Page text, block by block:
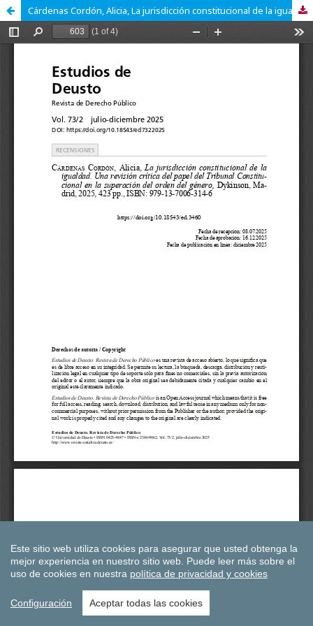
Cárdenas Cordón, Alicia, La jurisdicción constitucional de la igualdad. Una revisión crítica del papel del Tribunal Constitucional en la superación del orden del género, Dykinson, Madrid, 2025, 423 pp., ISBN: 979-13-7006-314-6
Este sitio web utiliza cookies para asegurar que usted obtenga la
mejor experiencia en nuestro sitio web. Puede leer más sobre el
uso de cookies en nuestra política de privacidad y cookies
Configuración Aceptar todas las cookies